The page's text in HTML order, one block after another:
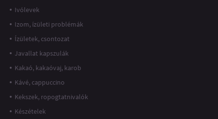
Ivólevek
Izom, ízületi problémák
Ízületek, csontozat
Javallat kapszulák
Kakaó, kakaóvaj, karob
Kávé, cappuccino
Kekszek, ropogtatnivalók
Készételek